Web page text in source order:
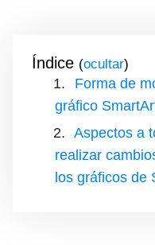
Índice ( )
Forma de
gráfico
Aspectos a
realizar
los gráficos de